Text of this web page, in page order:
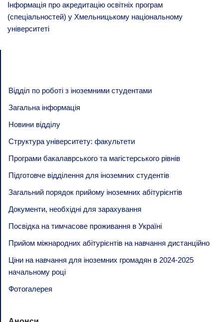
Інформація про акредитацію освітніх програм
(спеціальностей) у Хмельницькому національному
університеті
Відділ по роботі з іноземними студентами
Загальна інформація
Новини відділу
Структура університету: факультети
Програми бакалаврського та магістерського рівнів
Підготовче відділення для іноземних студентів
Загальний порядок прийому іноземних абітурієнтів
Документи, необхідні для зарахування
Посвідка на тимчасове проживання в Україні
Прийом міжнародних абітурієнтів на навчання дистанційно
Ціни на навчання для іноземних громадян в 2024-2025
начальному році
Фотогалерея